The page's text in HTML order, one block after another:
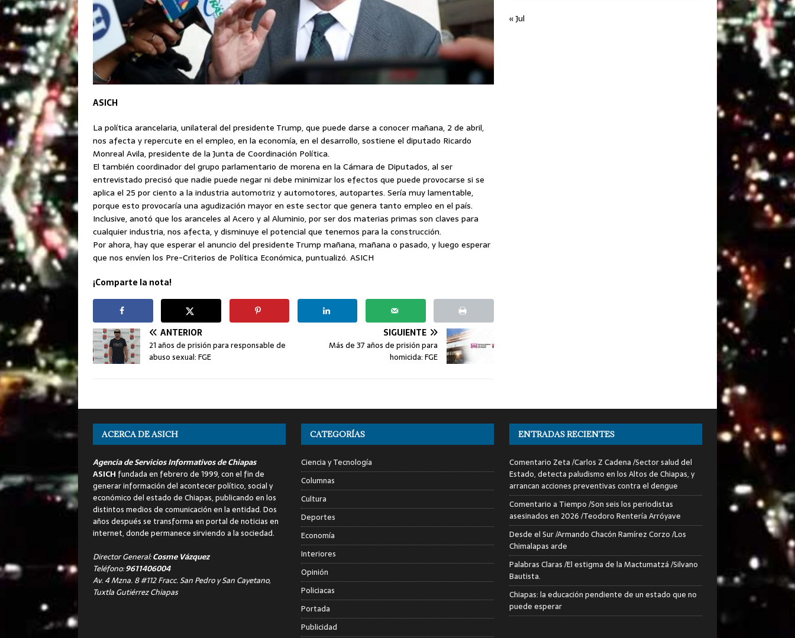
ASICH
La política arancelaria, unilateral del presidente Trump, que puede darse a conocer mañana, 2 de abril,
nos afecta y repercute en el empleo, en la economía, en el desarrollo, sostiene el diputado Ricardo
Monreal Avila, presidente de la Junta de Coordinación Política.
El también coordinador del grupo parlamentario de morena en la Cámara de Diputados, al ser
entrevistado precisó que nadie puede negar ni debe minimizar los efectos que puede provocarse si se
aplica el 25 por ciento a la industria automotriz y automotores, autopartes. Sería muy lamentable,
porque esto provocaría una agudización mayor en este sector que genera tanto empleo en el país.
Inclusive, anotó que los aranceles al Acero y al Aluminio, por ser dos materias primas son claves para
cualquier industria, nos afecta, y disminuye el potencial que tenemos para la construcción.
Por ahora, hay que esperar el anuncio del presidente Trump mañana, mañana o pasado, y luego esperar
que nos envíen los Pre-Criterios de Política Económica, puntualizó. ASICH
¡Comparte la nota!
ANTERIOR
21 años de prisión para responsable de
abuso sexual: FGE
SIGUIENTE
Más de 37 años de prisión para
homicida: FGE
« Jul
ACERCA DE ASICH
Agencia de Servicios Informativos de Chiapas
ASICH fundada en febrero de 1999, con el fin de
generar información del acontecer político, social y
económico del estado de Chiapas, publicando en los
distintos medios de comunicación en la entidad. Dos
años después se transforma en portal de noticias en
internet, donde permanece sirviendo a la sociedad.
Director General:Cosme Vázquez
Teléfono:9611406004
Av. 4 Mzna. 8 #112 Fracc. San Pedro y San Cayetano,
Tuxtla Gutiérrez Chiapas
CATEGORÍAS
Ciencia y Tecnología
Columnas
Cultura
Deportes
Economía
Interiores
Opinión
Policiacas
Portada
Publicidad
ENTRADAS RECIENTES
Comentario Zeta /Carlos Z Cadena /Sector salud del
Estado, detecta paludismo en los Altos de Chiapas, y
arrancan acciones preventivas contra el dengue
Comentario a Tiempo /Son seis los periodistas
asesinados en 2026 /Teodoro Rentería Arróyave
Desde el Sur /Armando Chacón Ramírez Corzo /Los
Chimalapas arde
Palabras Claras /El estigma de la Mactumatzá /Silvano
Bautista.
Chiapas: la educación pendiente de un estado que no
puede esperar